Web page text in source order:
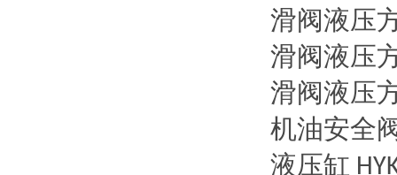
滑阀液压
滑阀液压
滑阀液压
机油安全
液压缸